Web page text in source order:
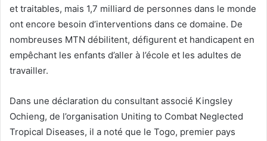
et traitables, mais 1,7 milliard de personnes dans le monde
ont encore besoin d’interventions dans ce domaine. De
nombreuses MTN débilitent, défigurent et handicapent en
empêchant les enfants d’aller à l’école et les adultes de
travailler.
Dans une déclaration du consultant associé Kingsley
Ochieng, de l’organisation Uniting to Combat Neglected
Tropical Diseases, il a noté que le Togo, premier pays